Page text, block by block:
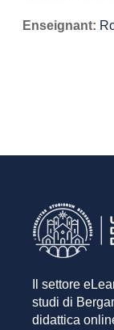
Enseignant:
Il settore
studi di
didattica